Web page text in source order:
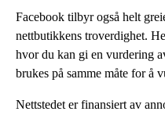
Facebook tilbyr også helt
nettbutikkens troverdighet.
hvor du kan gi en vurdering
brukes på samme måte for å
Nettstedet er finansiert av